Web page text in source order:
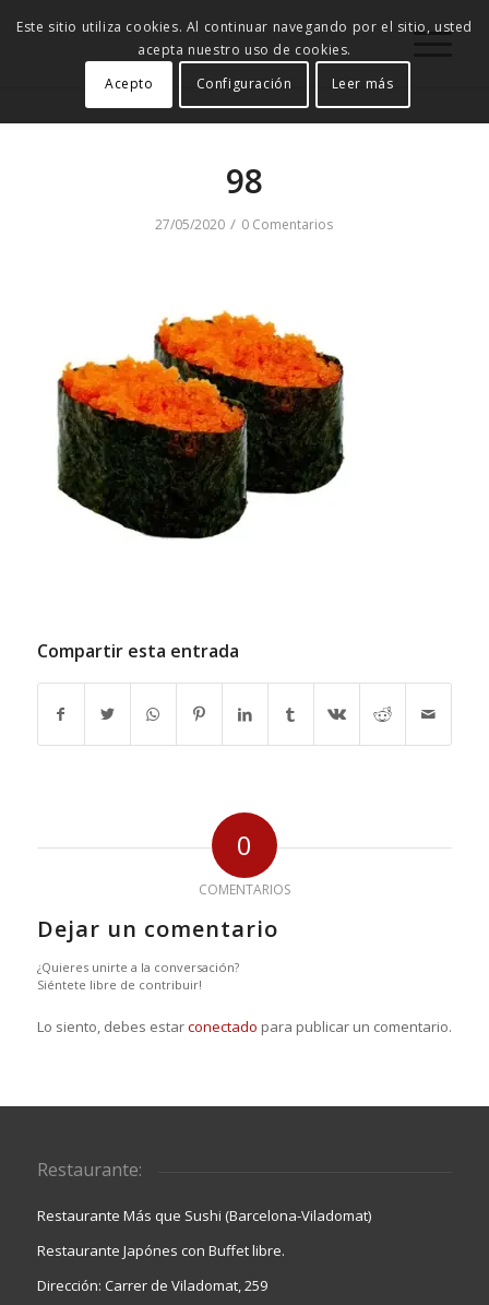
98
27/05/2020 / 0 Comentarios
Compartir esta entrada
0
COMENTARIOS
Dejar un comentario
¿Quieres unirte a la conversación?
Siéntete libre de contribuir!
Lo siento, debes estarconectado para publicar un comentario.
Restaurante:
Restaurante Más que Sushi (Barcelona-Viladomat)
Restaurante Japónes con Buffet libre.
Dirección: Carrer de Viladomat, 259
Este sitio utiliza cookies. Al continuar navegando por el sitio, usted
acepta nuestro uso de cookies.
Acepto
Configuración Leer más